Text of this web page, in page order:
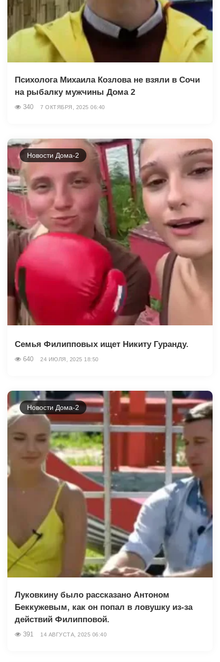
Психолога Михаила Козлова не взяли в Сочи
на рыбалку мужчины Дома 2
340 7 ОКТЯБРЯ, 2025 06:40
Новости Дома-2
Семья Филипповых ищет Никиту Гуранду.
640 24 ИЮЛЯ, 2025 18:50
Новости Дома-2
Луковкину было рассказано Антоном
Беккужевым, как он попал в ловушку из-за
действий Филипповой.
391 14 АВГУСТА, 2025 06:40